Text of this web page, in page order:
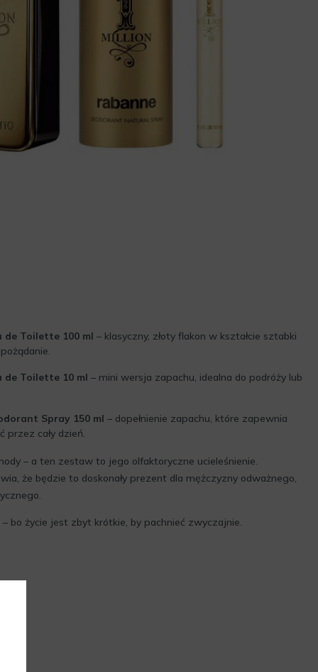
de Toilette 100 ml – klasyczny, złoty flakon w kształcie sztabki
de Toilette 10 ml – mini wersja zapachu, idealna do podróży lub
Spray 150 ml – dopełnienie zapachu, które zapewnia
przez cały dzień.
– a ten zestaw to jego olfaktoryczne ucieleśnienie.
że będzie to doskonały prezent dla mężczyzny odważnego,
– bo życie jest zbyt krótkie, by pachnieć zwyczajnie.